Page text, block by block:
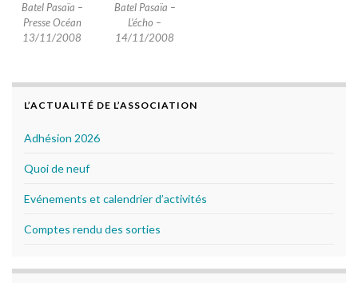
Batel Pasaïa –
Presse Océan
13/11/2008
Batel Pasaïa –
L’écho –
14/11/2008
L’ACTUALITÉ DE L’ASSOCIATION
Adhésion 2026
Quoi de neuf
Evénements et calendrier d’activités
Comptes rendu des sorties